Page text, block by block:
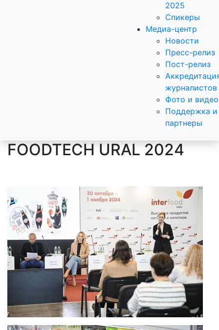
2025
Спикеры
Медиа-центр
Новости
Пресс-релиз
Пост-релиз
журналистов
Фото и видео
Поддержка и
партнеры
FOODTECH URAL 2024